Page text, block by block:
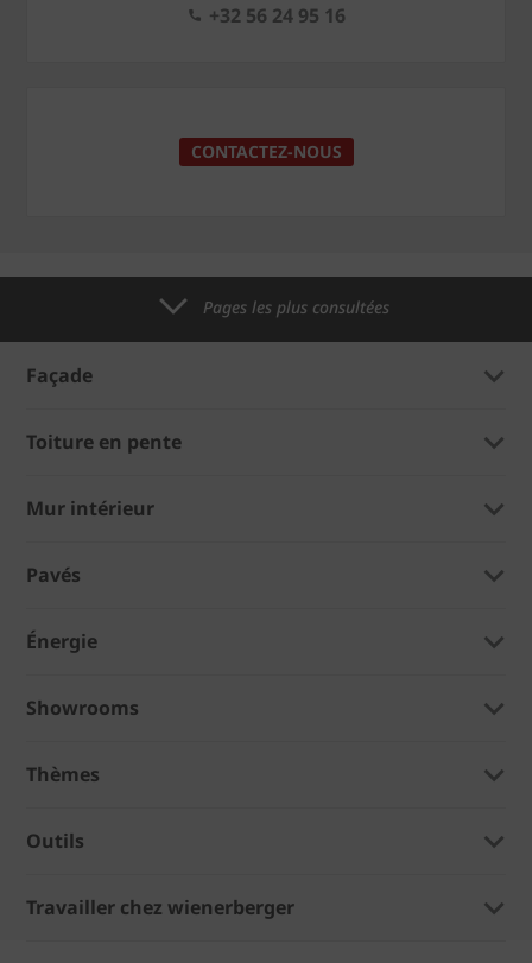
+32 56 24 95 16
CONTACTEZ-NOUS
Pages les plus consultées
Façade
Toiture en pente
Mur intérieur
Pavés
Énergie
Showrooms
Thèmes
Outils
Travailler chez wienerberger